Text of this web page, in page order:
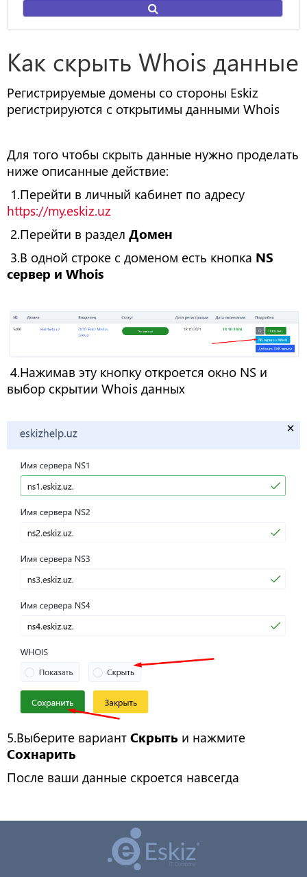
Как скрыть Whois данные
Регистрируемые домены со стороны Eskiz
регистрируются с открытимы данными Whois
Для того чтобы скрыть данные нужно проделать
ниже описанные действие:
1.Перейти в личный кабинет по адресу
https://my.eskiz.uz
2.Перейти в раздел Домен
3.В одной строке с доменом есть кнопка NS
сервер и Whois
4.Нажимав эту кнопку откроется окно NS и
выбор скрытии Whois данных
5.Выберите вариант Скрыть и нажмите
Сохнарить
После ваши данные скроется навсегда